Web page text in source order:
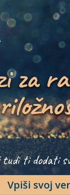
za
ti dodati
Vpiši svoj